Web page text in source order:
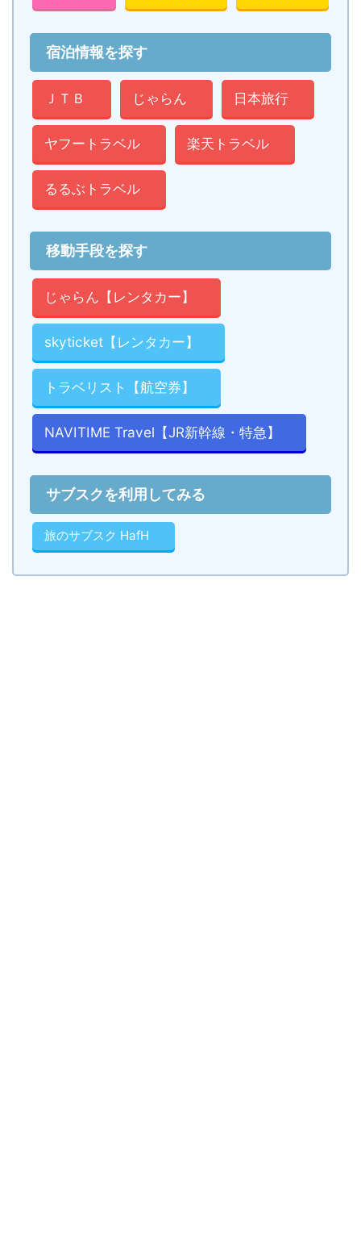
宿泊情報を探す
ＪＴＢ じゃらん 日本旅行
ヤフートラベル 楽天トラベル
るるぶトラベル
移動手段を探す
じゃらん【レンタカー】
skyticket【レンタカー】
トラベリスト【航空券】
NAVITIME Travel【JR新幹線・特急】
サブスクを利用してみる
旅のサブスク HafH